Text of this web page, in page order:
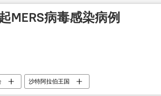
MERS病毒感染病例
沙特阿拉伯王国